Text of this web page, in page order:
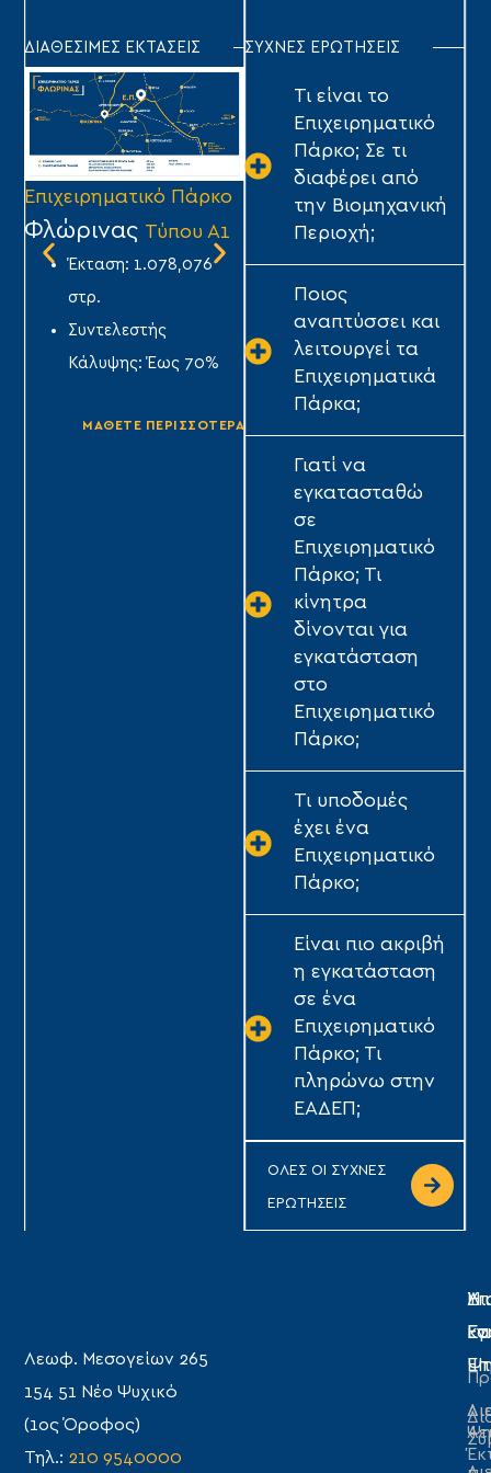
ΔΙΑΘΕΣΙΜΕΣ ΕΚΤΑΣΕΙΣ
Επιχειρηματικό Πάρκο
Φλώρινας Τύπου Α1
Έκταση: 1.078,076
στρ.
Συντελεστής
Κάλυψης: Έως 70%
ΜΑΘΕΤΕ ΠΕΡΙΣΣΟΤΕΡΑ
Επιχειρηματικό Πάρκο
ΤρίποληςΤύπου Α1
Έκταση: 1.640,282
στρ.
Συντελεστής
Κάλυψης: Έως 70%
ΣΥΧΝΕΣ ΕΡΩΤΗΣΕΙΣ
Τι είναι το
Επιχειρηματικό
Πάρκο; Σε τι
διαφέρει από
την Βιομηχανική
Περιοχή;
Ποιος
αναπτύσσει και
λειτουργεί τα
Επιχειρηματικά
Πάρκα;
Γιατί να
εγκατασταθώ
σε
Επιχειρηματικό
Πάρκο; Τι
κίνητρα
δίνονται για
εγκατάσταση
στο
Επιχειρηματικό
Πάρκο;
Τι υποδομές
έχει ένα
Επιχειρηματικό
Πάρκο;
Είναι πιο ακριβή
η εγκατάσταση
σε ένα
Επιχειρηματικό
Πάρκο; Τι
πληρώνω στην
ΕΑΔΕΠ;
ΟΛΕΣ ΟΙ ΣΥΧΝΕΣ
ΕΡΩΤΗΣΕΙΣ
Λεωφ. Μεσογείων 265
154 51 Νέο Ψυχικό
(1ος Όροφος)
Τηλ.: 210 9540000
Η